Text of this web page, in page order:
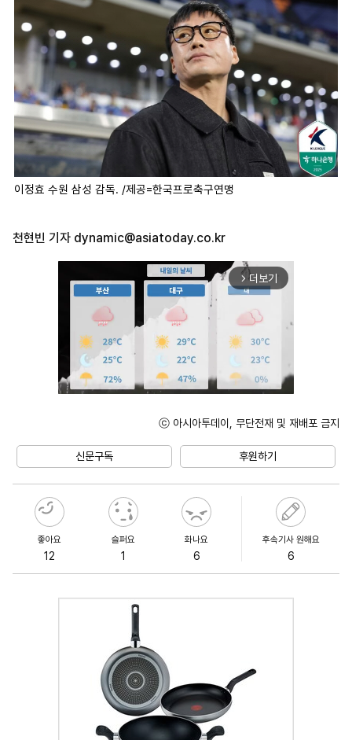
이정효 수원 삼성 감독. /제공=한국프로축구연맹
천현빈 기자 dynamic@asiatoday.co.kr
arrow_forward_ios 더보기
ⓒ 아시아투데이, 무단전재 및 재배포 금지
신문구독 후원하기
좋아요
12
슬퍼요
1
화나요
6
후속기사 원해요
6